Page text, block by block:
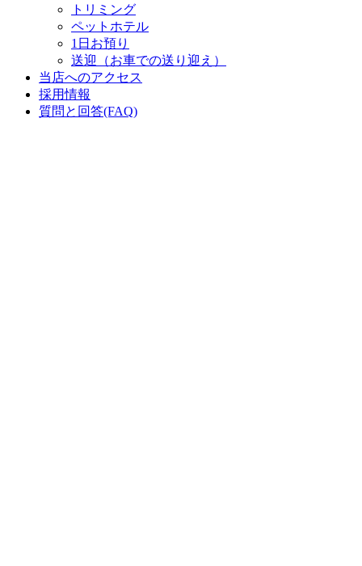
トリミング
ペットホテル
1日お預り
送迎（お車での送り迎え）
当店へのアクセス
採用情報
質問と回答(FAQ)